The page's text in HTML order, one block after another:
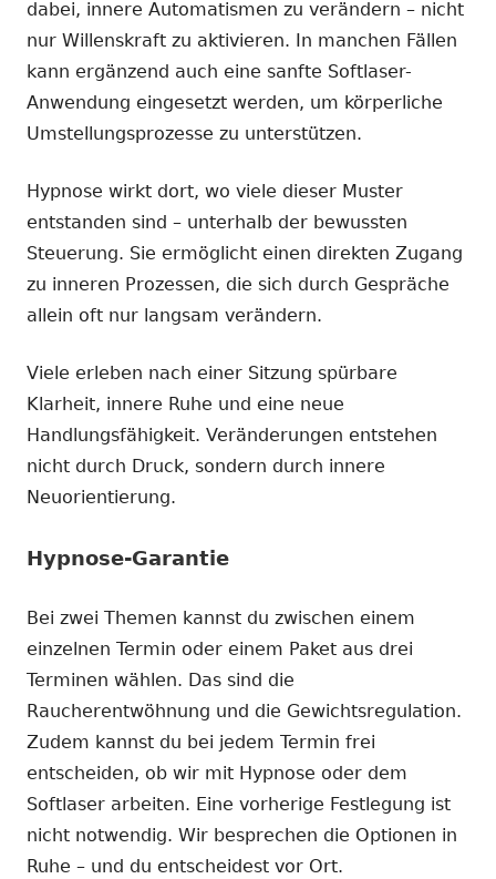
dabei, innere Automatismen zu verändern – nicht
nur Willenskraft zu aktivieren. In manchen Fällen
kann ergänzend auch eine sanfte Softlaser-
Anwendung eingesetzt werden, um körperliche
Umstellungsprozesse zu unterstützen.
Hypnose wirkt dort, wo viele dieser Muster
entstanden sind – unterhalb der bewussten
Steuerung. Sie ermöglicht einen direkten Zugang
zu inneren Prozessen, die sich durch Gespräche
allein oft nur langsam verändern.
Viele erleben nach einer Sitzung spürbare
Klarheit, innere Ruhe und eine neue
Handlungsfähigkeit. Veränderungen entstehen
nicht durch Druck, sondern durch innere
Neuorientierung.
Hypnose-Garantie
Bei zwei Themen kannst du zwischen einem
einzelnen Termin oder einem Paket aus drei
Terminen wählen. Das sind die
Raucherentwöhnung und die Gewichtsregulation.
Zudem kannst du bei jedem Termin frei
entscheiden, ob wir mit Hypnose oder dem
Softlaser arbeiten. Eine vorherige Festlegung ist
nicht notwendig. Wir besprechen die Optionen in
Ruhe – und du entscheidest vor Ort.